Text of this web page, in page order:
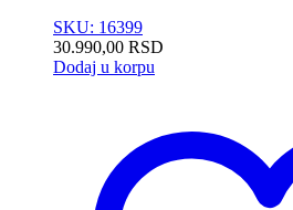
SKU: 16399
30.990,00 RSD
Dodaj u korpu